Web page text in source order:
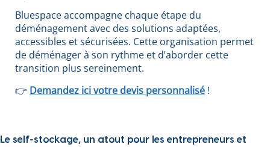
Bluespace accompagne chaque étape du
déménagement avec des solutions adaptées,
accessibles et sécurisées. Cette organisation permet
de déménager à son rythme et d’aborder cette
transition plus sereinement.
👉 Demandez ici votre devis personnalisé !
Le self-stockage, un atout pour les entrepreneurs et